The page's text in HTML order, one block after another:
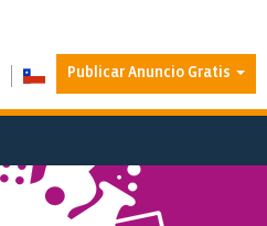
Publicar Anuncio Gratis